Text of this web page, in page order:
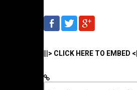
|||> CLICK HERE TO EMBED <|||